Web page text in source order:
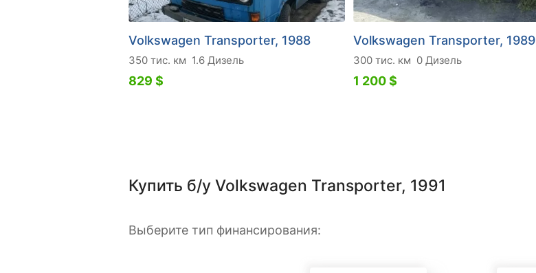
Volkswagen Transporter, 1988
350 тис. км 1.6 Дизель
829 $
Volkswagen Transporter, 1989
300 тис. км 0 Дизель
1 200 $
Купить б/у Volkswagen Transporter, 1991
Выберите тип финансирования: